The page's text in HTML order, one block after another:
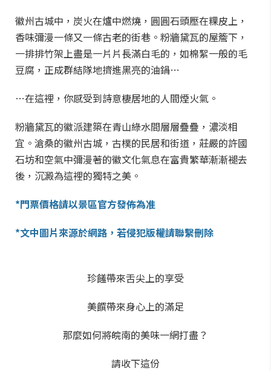
徽州古城中，炭火在爐中燃燒，圓圓石頭壓在粿皮上，
香味彌漫一條又一條古老的街巷。粉牆黛瓦的屋簷下，
一排排竹架上盡是一片片長滿白毛的，如棉絮一般的毛
豆腐，正成群結隊地擠進黑亮的油鍋…
…在這裡，你感受到詩意棲居地的人間煙火氣。
粉牆黛瓦的徽派建築在青山綠水間層層疊疊，濃淡相
宜。滄桑的徽州古城，古樸的民居和街道，莊嚴的許國
石坊和空氣中彌漫著的徽文化氣息在富貴繁華漸漸褪去
後，沉澱為這裡的獨特之美。
*門票價格請以景區官方發佈為准
*文中圖片來源於網路，若侵犯版權請聯繫刪除
珍饈帶來舌尖上的享受
美饌帶來身心上的滿足
那麼如何將皖南的美味一網打盡？
請收下這份